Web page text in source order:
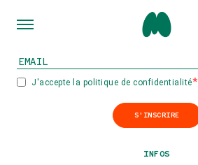
INSCRIVEZ-VOUS À NOTRE
J'accepte la politique de confidentialité
S'INSCRIRE
INFOS